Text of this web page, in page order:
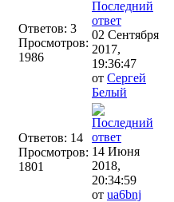
Ответов: 3
Просмотров:
1986
02 Сентября
2017,
19:36:47
от Сергей
Белый
Ответов: 14
Просмотров:
1801
14 Июня
2018,
20:34:59
от ua6bnj